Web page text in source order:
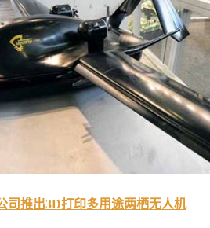
司推出3D打印多用途两栖无人机